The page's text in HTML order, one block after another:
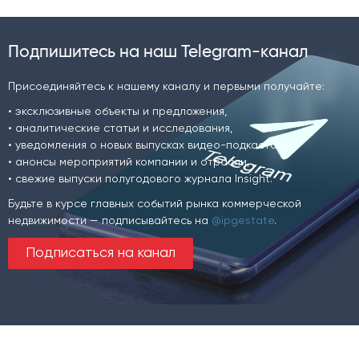
Подпишитесь на наш Telegram-канал
Присоединяйтесь к нашему каналу и первыми получайте:
• эксклюзивные объекты и предложения,
• аналитические статьи и исследования,
• уведомления о новых выпусках видео-подкастов,
• анонсы мероприятий компании и отрасли,
• свежие выпуски полугодового журнала Insight.
Будьте в курсе главных событий рынка коммерческой
недвижимости — подписывайтесь на @ipgestate.
Подписаться на канал